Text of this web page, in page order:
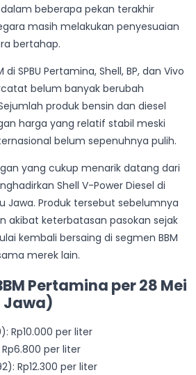
beberapa pekan terakhir
masih melakukan penyesuaian
bertahap.
SPBU Pertamina, Shell, BP, dan Vivo
belum banyak berubah
produk bensin dan diesel
harga yang relatif stabil meski
belum sepenuhnya pulih.
yang cukup menarik datang dari
Shell V-Power Diesel di
Jawa. Produk tersebut sebelumnya
akibat keterbatasan pasokan sejak
kembali bersaing di segmen BBM
merek lain.
Pertamina per 28 Mei
Jawa)
Rp10.000 per liter
per liter
Rp12.300 per liter